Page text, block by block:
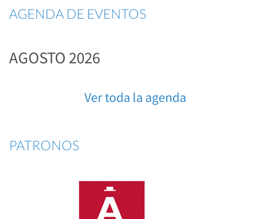
AGENDA DE EVENTOS
AGOSTO 2026
Ver toda la agenda
PATRONOS